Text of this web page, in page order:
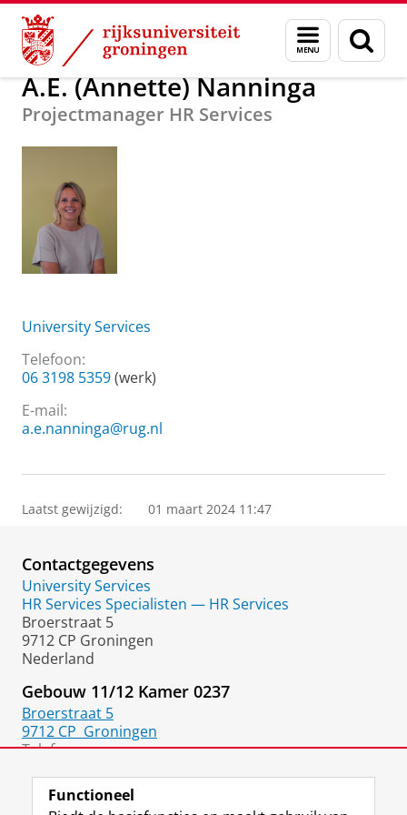
Skip
Content
Skip
Navigation
Menu
en
zoeken
Over ons A.E. (Annette) Nanninga
A.E. (Annette) Nanninga
Projectmanager HR Services
University Services
Telefoon:
06 3198 5359(werk)
E-mail:
a.e.nanninga@rug.nl
Laatst gewijzigd: 01 maart 2024 11:47
Contactgegevens
University Services
HR Services Specialisten — HR Services
Broerstraat 5
9712 CP Groningen
Nederland
Gebouw 11/12 Kamer 0237
Broerstraat 5
9712 CP Groningen
Telefoon:
Functioneel